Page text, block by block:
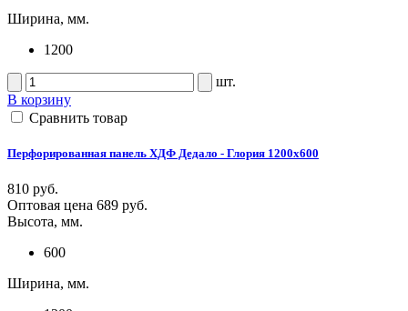
Ширина, мм.
1200
шт.
В корзину
Сравнить товар
Перфорированная панель ХДФ Дедало - Глория 1200х600
810 руб.
Оптовая цена 689 руб.
Высота, мм.
600
Ширина, мм.